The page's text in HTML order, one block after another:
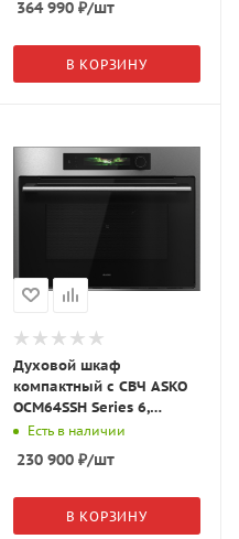
364 990₽/шт
В КОРЗИНУ
Духовой шкаф
компактный с СВЧ ASKO
OCM64SSH Series 6,
нержавеющая сталь,
Есть в наличии
230 900₽/шт
В КОРЗИНУ